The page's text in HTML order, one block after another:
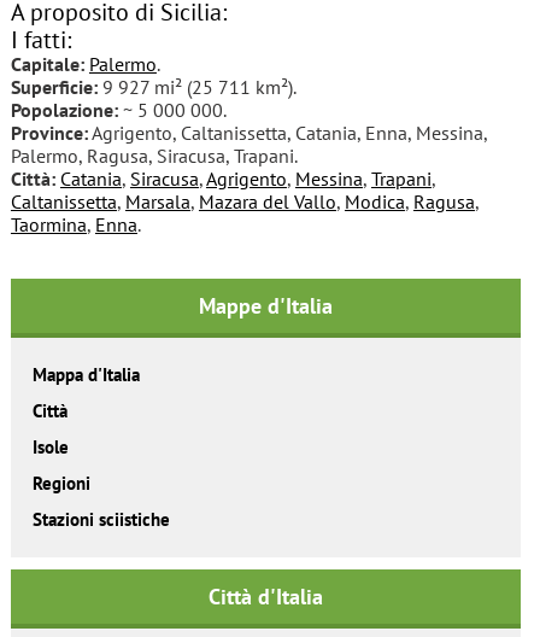
A proposito di Sicilia:
I fatti:
Capitale: Palermo.
Superficie:9 927 mi² (25 711 km²).
Popolazione:~ 5 000 000.
Province:Agrigento, Caltanissetta, Catania, Enna, Messina,
Palermo, Ragusa, Siracusa, Trapani.
Città: Catania, Siracusa,Agrigento, Messina, Trapani,
Caltanissetta, Marsala, Mazara del Vallo, Modica, Ragusa,
Taormina, Enna.
Mappe d'Italia
Mappa d'Italia
Città
Isole
Regioni
Stazioni sciistiche
Città d'Italia